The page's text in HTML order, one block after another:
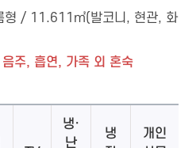
형 / 11.611㎡(발코니, 현관, 화
주, 흡연, 가족 외 혼숙
냉·
난
냉
개인